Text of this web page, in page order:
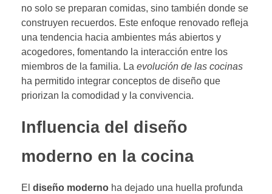
no solo se preparan comidas, sino también donde se
construyen recuerdos. Este enfoque renovado refleja
una tendencia hacia ambientes más abiertos y
acogedores, fomentando la interacción entre los
miembros de la familia. La evolución de las cocinas
ha permitido integrar conceptos de diseño que
priorizan la comodidad y la convivencia.
Influencia del diseño
moderno en la cocina
El diseño moderno ha dejado una huella profunda